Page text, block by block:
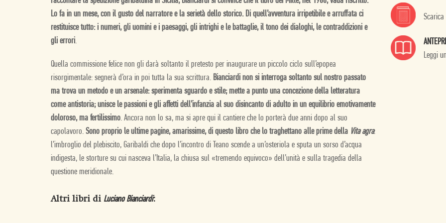
Lo fa in un mese, con il gusto del narratore e la serietà dello storico. Di quell’avventura irripetibile e arruffata ci
restituisce tutto: i numeri, gli uomini e i paesaggi, gli intrighi e le battaglie, il tono dei dialoghi, le contraddizioni e
gli errori.
Quella commissione felice non gli darà soltanto il pretesto per inaugurare un piccolo ciclo sull’epopea
risorgimentale: segnerà d’ora in poi tutta la sua scrittura. Bianciardi non si interroga soltanto sul nostro passato
ma trova un metodo e un arsenale: sperimenta sguardo e stile; mette a punto una concezione della letteratura
come antistoria; unisce le passioni e gli affetti dell’infanzia al suo disincanto di adulto in un equilibrio emotivamente
doloroso, ma fertilissimo. Ancora non lo sa, ma si apre qui il cantiere che lo porterà due anni dopo al suo
capolavoro. Sono proprio le ultime pagine, amarissime, di questo libro che lo traghettano alle prime della Vita agra:
l’imbroglio del plebiscito, Garibaldi che dopo l’incontro di Teano scende a un’osteriola e sputa un sorso d’acqua
indigesta, le storture su cui nasceva l’Italia, la chiusa sul «tremendo equivoco» dell’unità e sulla tragedia della
questione meridionale.
Leggi
Altri libri di Luciano Bianciardi: